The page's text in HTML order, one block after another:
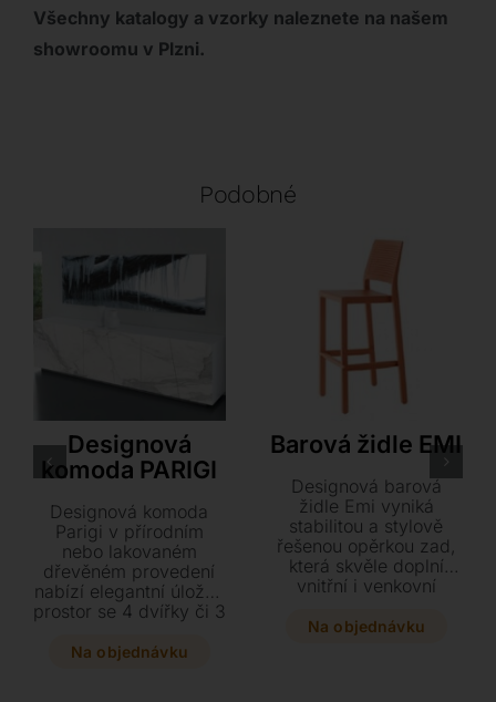
Všechny katalogy a vzorky naleznete na našem
showroomu v Plzni.
Podobné
Designová
komoda PARIGI
Designová komoda
Parigi v přírodním
nebo lakovaném
dřevěném provedení
nabízí elegantní úložný
prostor se 4 dvířky či 3
dotykovým otvíráním.
Na objednávku
S•CAB
Barová židle EMI
Designová barová
židle Emi vyniká
stabilitou a stylově
řešenou opěrkou zad,
která skvěle doplní
vnitřní i venkovní
stohovatelná a díky
Na objednávku